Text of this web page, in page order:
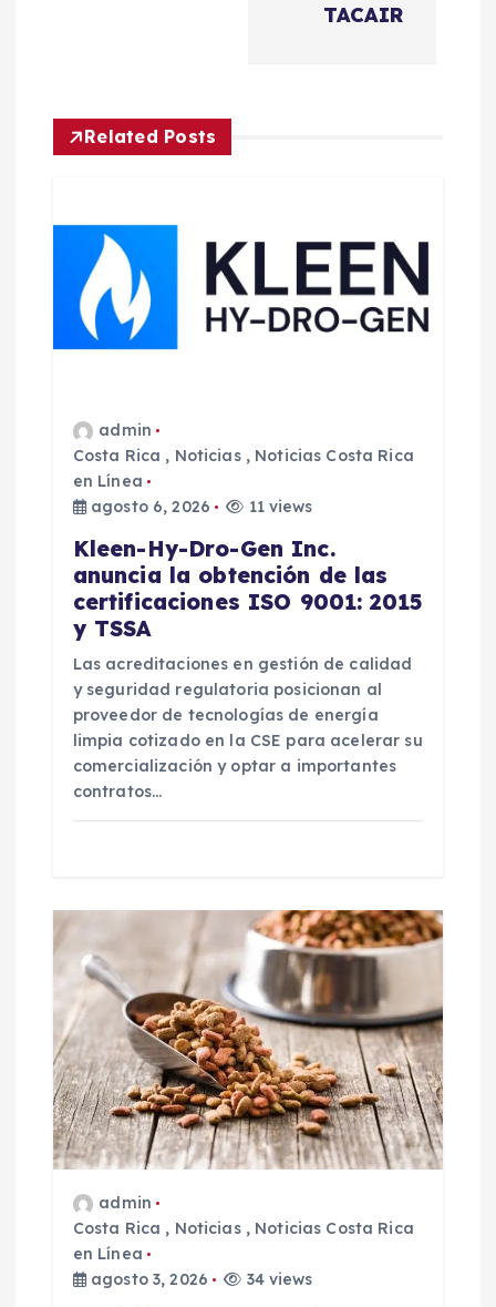
ó
n
d
TACAIR
Related Posts
admin
Costa Rica , Noticias, Noticias Costa Rica
en Línea
agosto 6, 2026
11 views
Kleen-Hy-Dro-Gen Inc.
anuncia la obtención de las
certificaciones ISO 9001: 2015
y TSSA
Las acreditaciones en gestión de calidad
y seguridad regulatoria posicionan al
proveedor de tecnologías de energía
limpia cotizado en la CSE para acelerar su
comercialización y optar a importantes
contratos…
admin
Costa Rica , Noticias, Noticias Costa Rica
en Línea
agosto 3, 2026
34 views